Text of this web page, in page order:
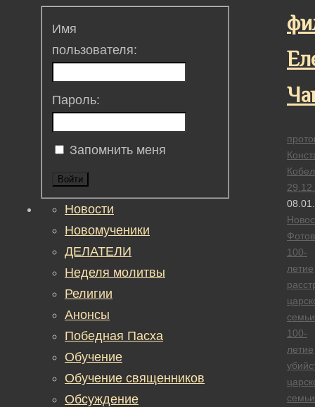
100-
летие
семьи
100-
летие
семьи
Имя
пользователя:
Пароль:
Запомнить меня
Войти
Новости
Новомученики
ДЕЛАТЕЛИ
Неделя молитвы
Религии
Анонсы
Победная Пасха
Обучение
Обучение священников
Обсуждение